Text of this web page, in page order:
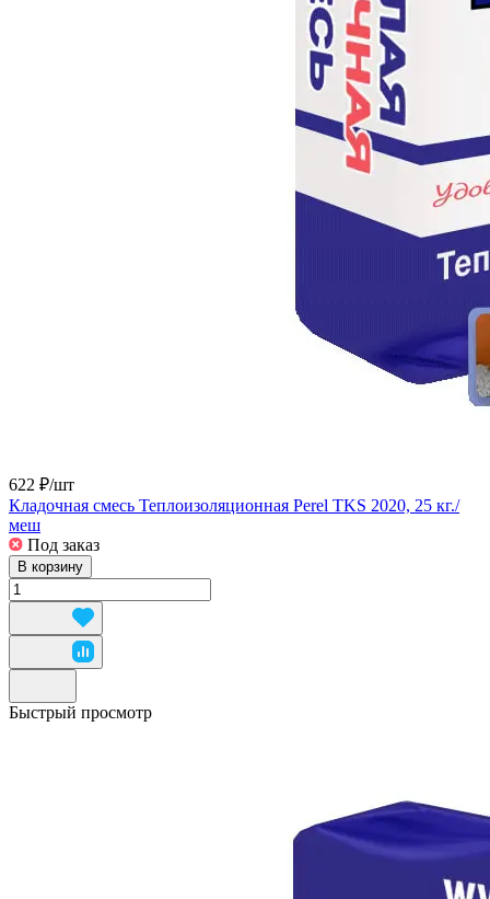
622 ₽/шт
Кладочная смесь Теплоизоляционная Perel TKS 2020, 25 кг./
меш
Под заказ
В корзину
Быстрый просмотр